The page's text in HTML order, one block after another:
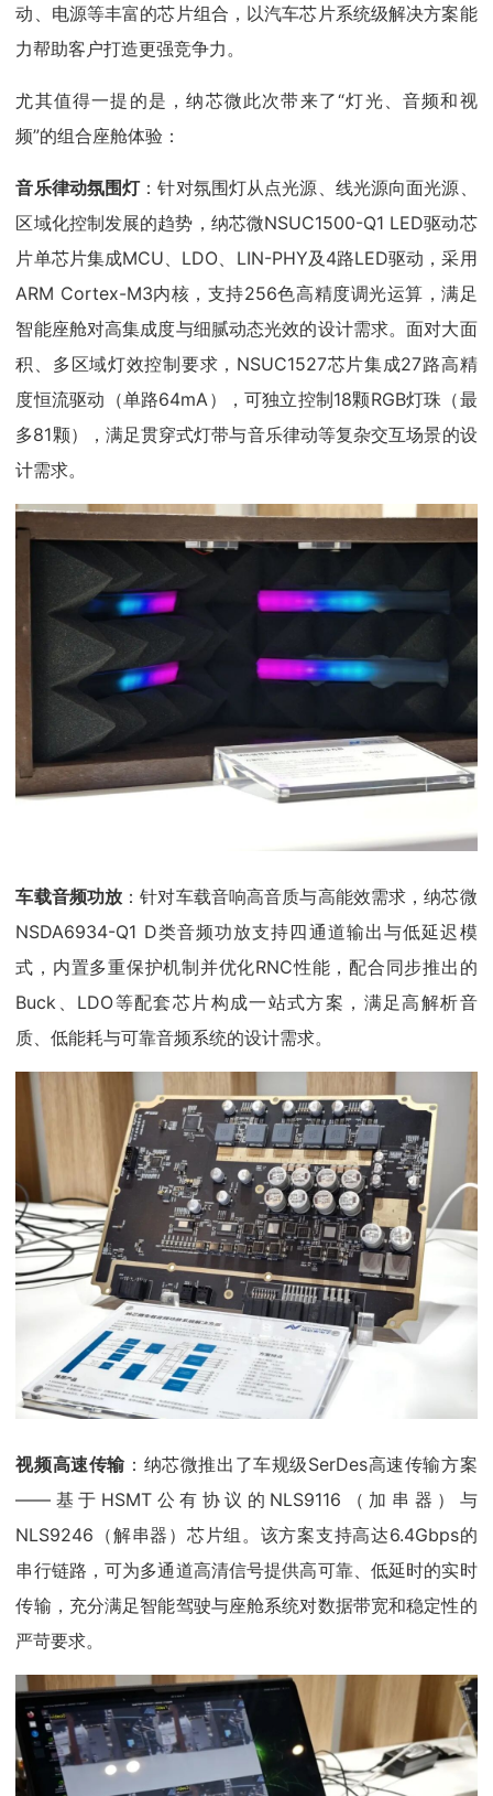
动、电源等丰富的芯片组合，以汽车芯片系统级解决方案能
力帮助客户打造更强竞争力。
尤其值得一提的是，纳芯微此次带来了“灯光、音频和视
频”的组合座舱体验：
音乐律动氛围灯：针对氛围灯从点光源、线光源向面光源、
区域化控制发展的趋势，纳芯微NSUC1500-Q1 LED驱动芯
片单芯片集成MCU、LDO、LIN-PHY及4路LED驱动，采用
ARM Cortex-M3内核，支持256色高精度调光运算，满足
智能座舱对高集成度与细腻动态光效的设计需求。面对大面
积、多区域灯效控制要求，NSUC1527芯片集成27路高精
度恒流驱动（单路64mA），可独立控制18颗RGB灯珠（最
多81颗），满足贯穿式灯带与音乐律动等复杂交互场景的设
计需求。
车载音频功放 ：针对车载音响高音质与高能效需求，纳芯微
NSDA6934-Q1 D类音频功放支持四通道输出与低延迟模
式，内置多重保护机制并优化RNC性能，配合同步推出的
Buck、LDO等配套芯片构成一站式方案，满足高解析音
质、低能耗与可靠音频系统的设计需求。
视频高速传输 ：纳芯微推出了车规级SerDes高速传输方案
——基于HSMT公有协议的NLS9116（加串器）与
NLS9246（解串器）芯片组。该方案支持高达6.4Gbps的
串行链路，可为多通道高清信号提供高可靠、低延时的实时
传输，充分满足智能驾驶与座舱系统对数据带宽和稳定性的
严苛要求。